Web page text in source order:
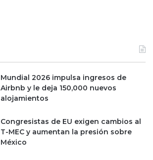
Mundial 2026 impulsa ingresos de
Airbnb y le deja 150,000 nuevos
alojamientos
Congresistas de EU exigen cambios al
T-MEC y aumentan la presión sobre
México